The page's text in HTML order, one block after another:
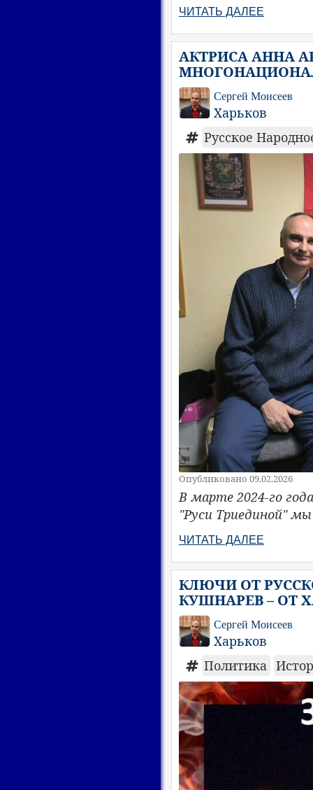
ЧИТАТЬ ДАЛЕЕ
АКТРИСА АННА
Сергей Моисеев
Харьков
Русское
Опубликовано 09.02.2026
В марте 2024-го
"Руси Триединой"
ЧИТАТЬ ДАЛЕЕ
КЛЮЧИ ОТ
КУШНАРЕВ – ОТ
Сергей Моисеев
Харьков
Политика